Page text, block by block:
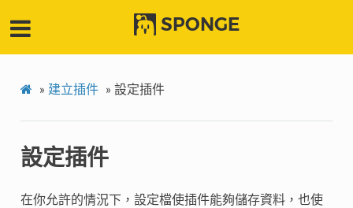
SPONGE
» 建立插件 » 設定插件
設定插件
在你允許的情況下，設定檔使插件能夠儲存資料，也使